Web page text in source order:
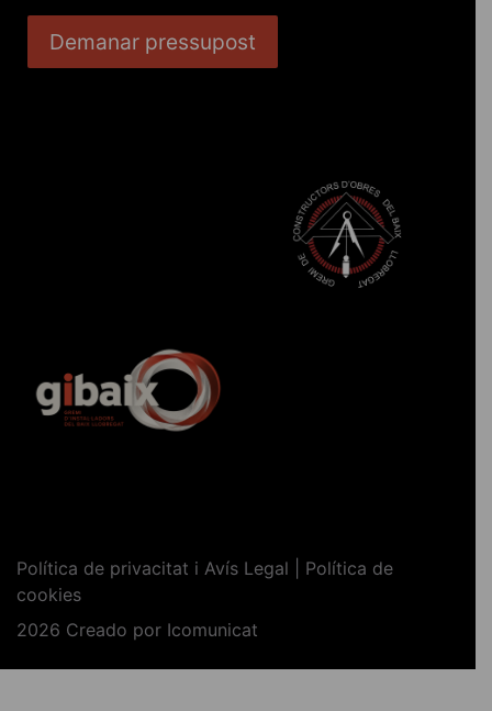
Demanar pressupost
Política de privacitat i Avís Legal | Política de
cookies
2026 Creado por Icomunicat